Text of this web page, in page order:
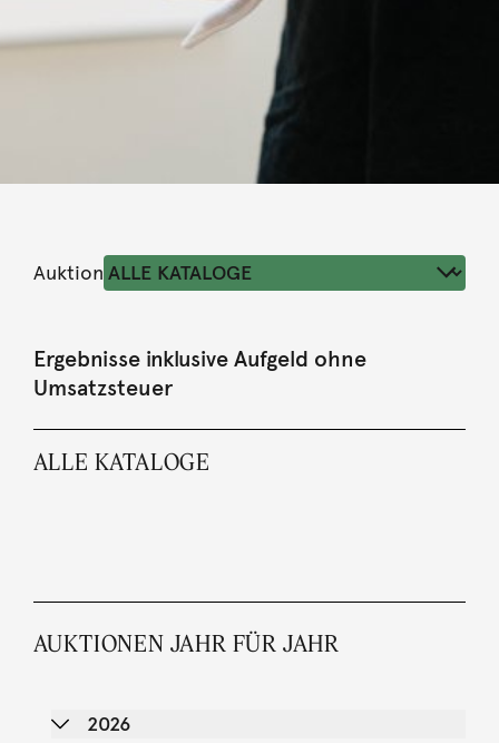
Auktion
Ergebnisse inklusive Aufgeld ohne
Umsatzsteuer
ALLE KATALOGE
AUKTIONEN JAHR FÜR JAHR
2026